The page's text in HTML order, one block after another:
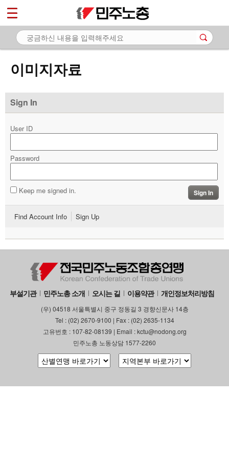
이미지자료
Sign In
User ID
Password
Keep me signed in. Sign In
Find Account Info Sign Up
부설기관 민주노총 소개 오시는 길 이용약관 개인정보처리방침
(우) 04518 서울특별시 중구 정동길 3 경향신문사 14층
Tel : (02) 2670-9100 | Fax : (02) 2635-1134
고유번호 : 107-82-08139 | Email : kctu@nodong.org
민주노총 노동상담 1577-2260
마이페이지
소개
노동상담
자료
- 미디어자료
- 카드뉴스
부설기관